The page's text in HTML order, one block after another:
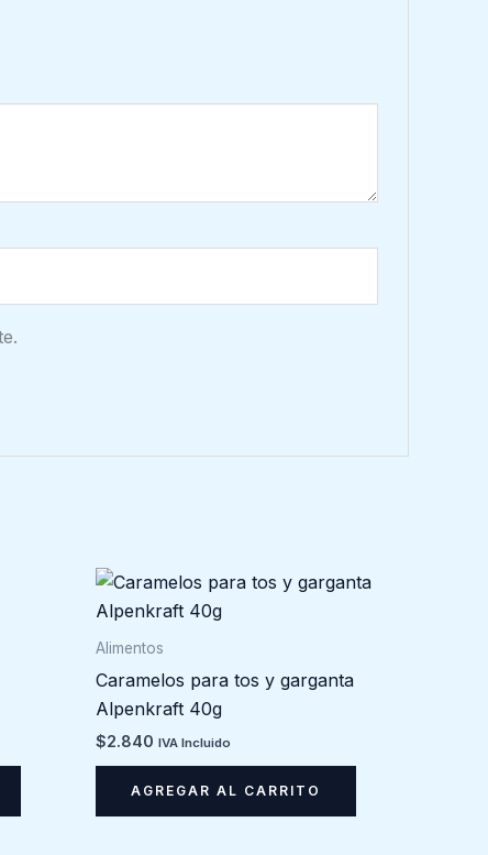
Alimentos
Caramelos para tos y garganta
Alpenkraft 40g
$2.840 IVA Incluido
AGREGAR AL CARRITO